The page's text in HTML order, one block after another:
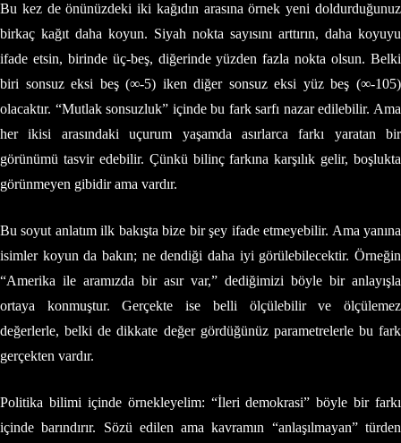
Bu kez de önünüzdeki iki kağıdın arasına örnek yeni doldurduğunuz
birkaç kağıt daha koyun. Siyah nokta sayısını arttırın, daha koyuyu
ifade etsin, birinde üç-beş, diğerinde yüzden fazla nokta olsun. Belki
biri sonsuz eksi beş (∞-5) iken diğer sonsuz eksi yüz beş (∞-105)
olacaktır. “Mutlak sonsuzluk” içinde bu fark sarfı nazar edilebilir. Ama
her ikisi arasındaki uçurum yaşamda asırlarca farkı yaratan bir
görünümü tasvir edebilir. Çünkü bilinç farkına karşılık gelir, boşlukta
görünmeyen gibidir ama vardır.
Bu soyut anlatım ilk bakışta bize bir şey ifade etmeyebilir. Ama yanına
isimler koyun da bakın; ne dendiği daha iyi görülebilecektir. Örneğin
“Amerika ile aramızda bir asır var,” dediğimizi böyle bir anlayışla
ortaya konmuştur. Gerçekte ise belli ölçülebilir ve ölçülemez
değerlerle, belki de dikkate değer gördüğünüz parametrelerle bu fark
gerçekten vardır.
Politika bilimi içinde örnekleyelim: “İleri demokrasi” böyle bir farkı
içinde barındırır. Sözü edilen ama kavramın “anlaşılmayan” türden